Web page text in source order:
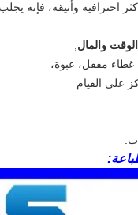
احترافية وأنيقة، فإنه يجلب
غطاء مقفل، عبوة،
على القيام